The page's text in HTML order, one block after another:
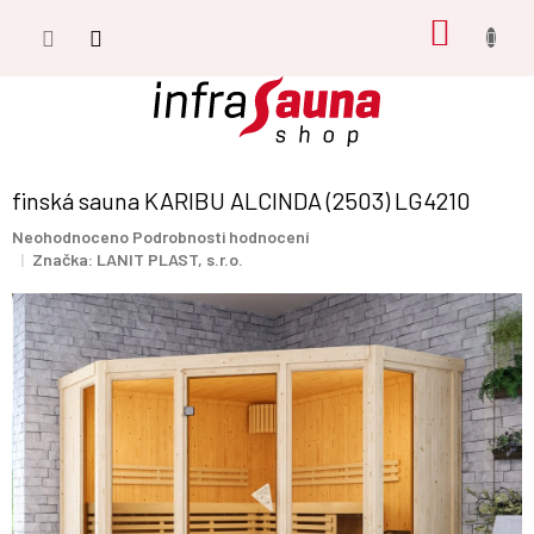
finská sauna KARIBU ALCINDA (2503) LG4210
Průměrné
hodnocení
je
0,0
z
5
hvězdiček.
Neohodnoceno Podrobnosti hodnocení
Značka: LANIT PLAST, s.r.o.